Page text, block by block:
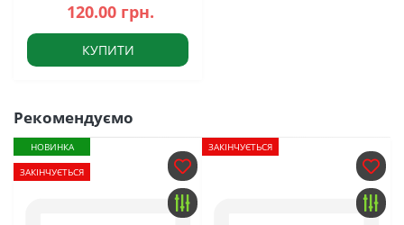
120.00 грн.
КУПИТИ
Рекомендуємо
НОВИНКА
ЗАКІНЧУЄТЬСЯ
ЗАКІНЧУЄТЬСЯ